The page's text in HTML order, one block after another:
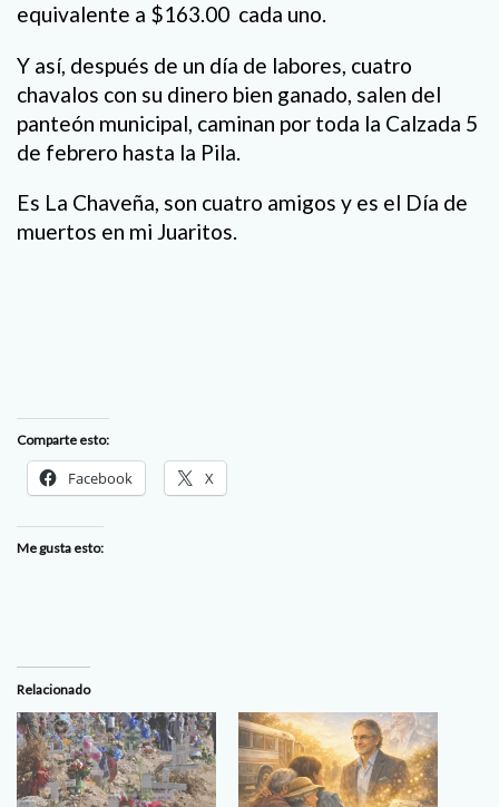
equivalente a $163.00 cada uno.
Y así, después de un día de labores, cuatro
chavalos con su dinero bien ganado, salen del
panteón municipal, caminan por toda la Calzada 5
de febrero hasta la Pila.
Es La Chaveña, son cuatro amigos y es el Día de
muertos en mi Juaritos.
Comparte esto:
Facebook X
Me gusta esto:
Relacionado